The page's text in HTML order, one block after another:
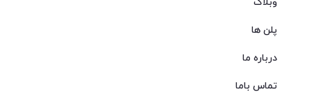
پلن ها
درباره ما
تماس باما